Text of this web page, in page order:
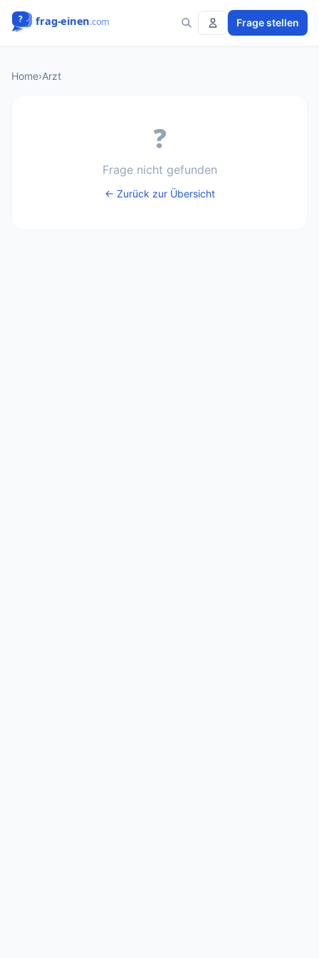
Frage stellen
Home›Arzt
❓
Frage nicht gefunden
← Zurück zur Übersicht